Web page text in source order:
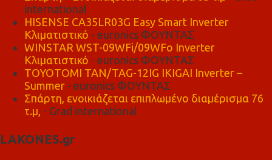
international
HISENSE CA35LR03G Easy Smart Inverter
Κλιματιστικό - euronics ΦΟΥΝΤΑΣ
WINSTAR WST-09WFi/09WFo Inverter
Κλιματιστικό - euronics ΦΟΥΝΤΑΣ
TOYOTOMI TAN/TAG-12IG IKIGAI Inverter –
Summer - euronics ΦΟΥΝΤΑΣ
Σπάρτη, ενοικιάζεται επιπλωμένο διαμέρισμα 76
τ.μ, - Grad international
LAKONES.gr